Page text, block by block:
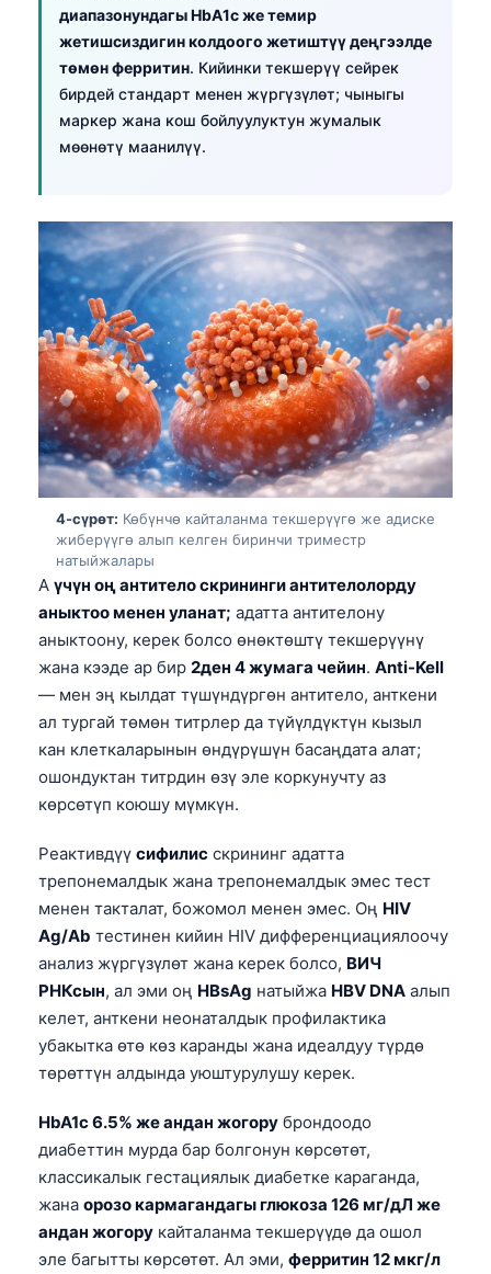
диапазонундагы HbA1c же темир
жетишсиздигин колдоого жетиштүү деңгээлде
төмөн ферритин. Кийинки текшерүү сейрек
бирдей стандарт менен жүргүзүлөт; чыныгы
маркер жана кош бойлуулуктун жумалык
мөөнөтү маанилүү.
4-сүрөт: Көбүнчө кайталанма текшерүүгө же адиске
жиберүүгө алып келген биринчи триместр
натыйжалары
A үчүн оң антитело скрининги антителолорду
аныктоо менен уланат; адатта антителону
аныктоону, керек болсо өнөктөштү текшерүүнү
жана кээде ар бир 2ден 4 жумага чейин. Anti-Kell
— мен эң кылдат түшүндүргөн антитело, анткени
ал тургай төмөн титрлер да түйүлдүктүн кызыл
кан клеткаларынын өндүрүшүн басаңдата алат;
ошондуктан титрдин өзү эле коркунучту аз
көрсөтүп коюшу мүмкүн.
Реактивдүү сифилис скрининг адатта
трепонемалдык жана трепонемалдык эмес тест
менен такталат, божомол менен эмес. Оң HIV
Ag/Ab тестинен кийин HIV дифференциациялоочу
анализ жүргүзүлөт жана керек болсо, ВИЧ
РНКсын, ал эми оң HBsAg натыйжа HBV DNA алып
келет, анткени неонаталдык профилактика
убакытка өтө көз каранды жана идеалдуу түрдө
төрөттүн алдында уюштурулушу керек.
HbA1c 6.5% же андан жогору брондоодо
диабеттин мурда бар болгонун көрсөтөт,
классикалык гестациялык диабетке караганда,
жана орозо кармагандагы глюкоза 126 мг/дЛ же
андан жогору кайталанма текшерүүдө да ошол
эле багытты көрсөтөт. Ал эми, ферритин 12 мкг/л
ភាសាខ្មែរ
አማርኛ
Українська
O‘zbekcha
Català
Қазақ тілі
Suomi
Hrvatski
Slovenčina
پښتو
සිංහල
অসমীয়া
Galego
Latviešu valoda
Македонски јазик
Euskara
Gàidhlig
Occitan
العربية المغربية
Afrikaans
Монгол
ພາສາລາວ
Basa Jawa
Cebuano
ئۇيغۇرچە
Татар теле
Ślōnskŏ gŏdka
Norsk bokmål